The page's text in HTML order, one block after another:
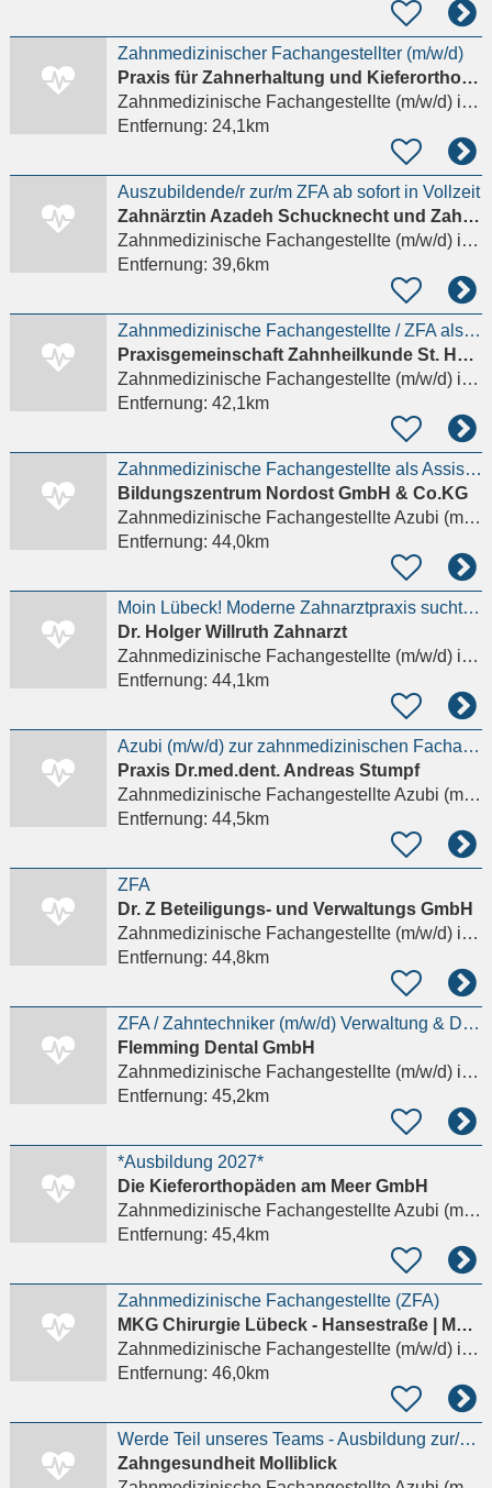
Zahnmedizinischer Fachangestellter (m/w/d)
Praxis für Zahnerhaltung und Kieferorthopädie Dr.MSc Ronald & Sebastian Möbius
Zahnmedizinische Fachangestellte (m/w/d)in Blankenberg Ludwigslust-Parchim
Entfernung: 24,1km
Auszubildende/r zur/m ZFA ab sofort in Vollzeit
Zahnärztin Azadeh Schucknecht und Zahnarzt Eric Schucknech
Zahnmedizinische Fachangestellte (m/w/d)in Lüdersdorf, Herrnburg
Entfernung: 39,6km
Zahnmedizinische Fachangestellte / ZFA als Behandlungsassistenz (m/w/d) in Groß Grönau bei Lübeck
Praxisgemeinschaft Zahnheilkunde St. Hubertus
Zahnmedizinische Fachangestellte (m/w/d)in Groß Grönau, Sankt Hubertus
Entfernung: 42,1km
Zahnmedizinische Fachangestellte als Assistenz - ZFA (m/w/d)
Bildungszentrum Nordost GmbH & Co.KG
Zahnmedizinische Fachangestellte Azubi (m/w/d)
Entfernung: 44,0km
Moin Lübeck! Moderne Zahnarztpraxis sucht ZFA (m/w/d) in Voll- oder Teilzeit
Dr. Holger Willruth Zahnarzt
Zahnmedizinische Fachangestellte (m/w/d)in Lübeck, St. Jürgen
Entfernung: 44,1km
Azubi (m/w/d) zur zahnmedizinischen Fachangestellten gesucht
Praxis Dr.med.dent. Andreas Stumpf
Zahnmedizinische Fachangestellte Azubi (m/w/d)
Entfernung: 44,5km
ZFA
Dr. Z Beteiligungs- und Verwaltungs GmbH
Zahnmedizinische Fachangestellte (m/w/d)in Lübeck
Entfernung: 44,8km
ZFA / Zahntechniker (m/w/d) Verwaltung & Disposition
Flemming Dental GmbH
Zahnmedizinische Fachangestellte (m/w/d)in Lübeck
Entfernung: 45,2km
*Ausbildung 2027*
Die Kieferorthopäden am Meer GmbH
Zahnmedizinische Fachangestellte Azubi (m/w/d)
Entfernung: 45,4km
Zahnmedizinische Fachangestellte (ZFA)
MKG Chirurgie Lübeck - Hansestraße | Mundchirurgie, Kieferchirurgie, Gesichtschirurgie
Zahnmedizinische Fachangestellte (m/w/d)in Lübeck
Entfernung: 46,0km
Werde Teil unseres Teams - Ausbildung zur/zum Zahnmedizinischen Fachangestellten (m/w/d) ab 01.09.20
Zahngesundheit Molliblick